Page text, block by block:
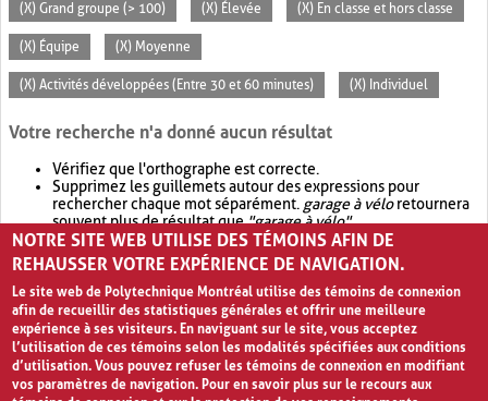
(X) Grand groupe (> 100) (X) Élevée (X) En classe et hors classe
(X) Équipe (X) Moyenne
(X) Activités développées (Entre 30 et 60 minutes) (X) Individuel
Votre recherche n'a donné aucun résultat
Vérifiez que l'orthographe est correcte.
Supprimez les guillemets autour des expressions pour
rechercher chaque mot séparément. garage à véloretournera
souvent plus de résultat que"garage à vélo".
Envisagez d'élargir votre recherche avec OR.garage OR vélo
retournera souvent plus de résultat quegarage à vélo
NOTRE SITE WEB UTILISE DES TÉMOINS AFIN DE
REHAUSSER VOTRE EXPÉRIENCE DE NAVIGATION.
Le site web de Polytechnique Montréal utilise des témoins de connexion
afin de recueillir des statistiques générales et offrir une meilleure
expérience à ses visiteurs. En naviguant sur le site, vous acceptez
l’utilisation de ces témoins selon les modalités spécifiées aux conditions
d’utilisation. Vous pouvez refuser les témoins de connexion en modifiant
vos paramètres de navigation. Pour en savoir plus sur le recours aux